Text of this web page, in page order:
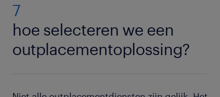
7
hoe selecteren we een
outplacementoplossing?